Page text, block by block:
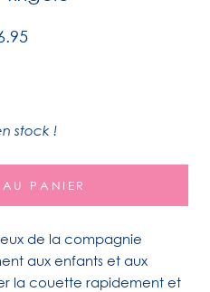
stock !
PANIER
de la compagnie
aux enfants et aux
la couette rapidement et